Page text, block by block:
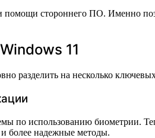
помощи стороннего ПО. Именно
11
разделить на несколько
по использованию биометрии.
и более надежные методы.